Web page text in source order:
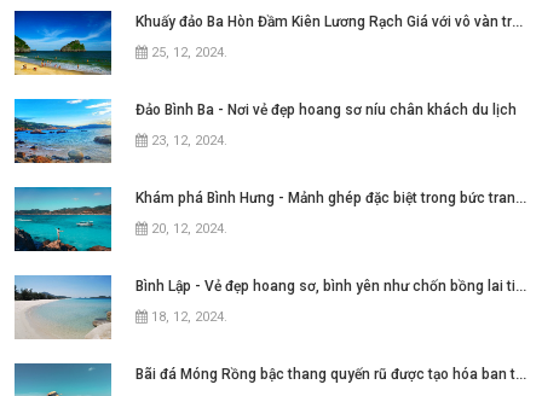
Khuấy đảo Ba Hòn Đầm Kiên Lương Rạch Giá với vô vàn trải nghiệm
25, 12, 2024.
Đảo Bình Ba - Nơi vẻ đẹp hoang sơ níu chân khách du lịch
23, 12, 2024.
Khám phá Bình Hưng - Mảnh ghép đặc biệt trong bức tranh Tứ Bình tại Nha Trang
20, 12, 2024.
Bình Lập - Vẻ đẹp hoang sơ, bình yên như chốn bồng lai tiên cảnh
18, 12, 2024.
Bãi đá Móng Rồng bậc thang quyến rũ được tạo hóa ban tặng cho Cô Tô